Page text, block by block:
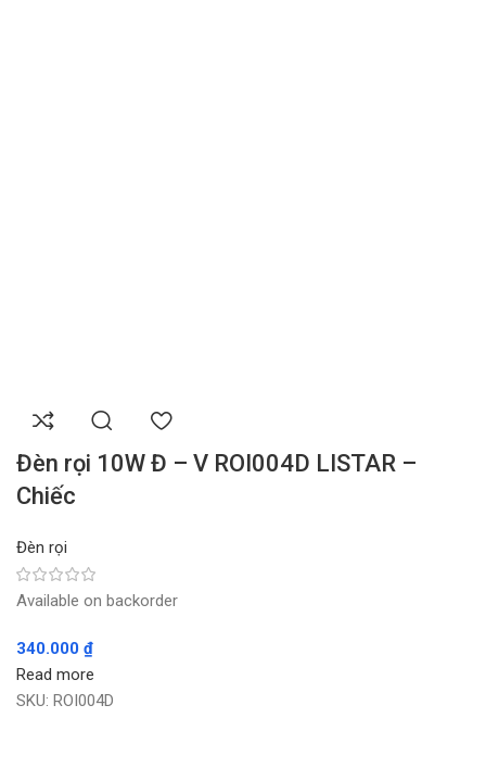
Đèn rọi 10W Đ – V ROI004D LISTAR –
Chiếc
Đèn rọi
Available on backorder
340.000 ₫
Read more
SKU: ROI004D